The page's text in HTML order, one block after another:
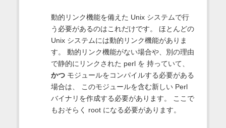
動的リンク機能を備えた Unix システムで行
う必要があるのはこれだけです。 ほとんどの
Unix システムには動的リンク機能がありま
す。 動的リンク機能がない場合や、別の理由
で静的にリンクされた perl を 持っていて、
かつモジュールをコンパイルする必要がある
場合は、 このモジュールを含む新しい Perl
バイナリを作成する必要があります。 ここで
もおそらく root になる必要があります。